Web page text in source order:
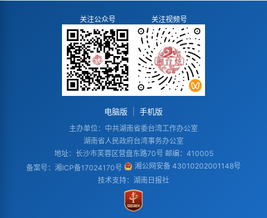
关注公众号 关注视频号
电脑版 手机版
主办单位：中共湖南省委台湾工作办公室
湖南省人民政府台湾事务办公室
地址：长沙市芙蓉区营盘东路70号 邮编：410005
备案号： 湘ICP备17024170号
湘公网安备 43010202001148号
技术支持：湖南日报社